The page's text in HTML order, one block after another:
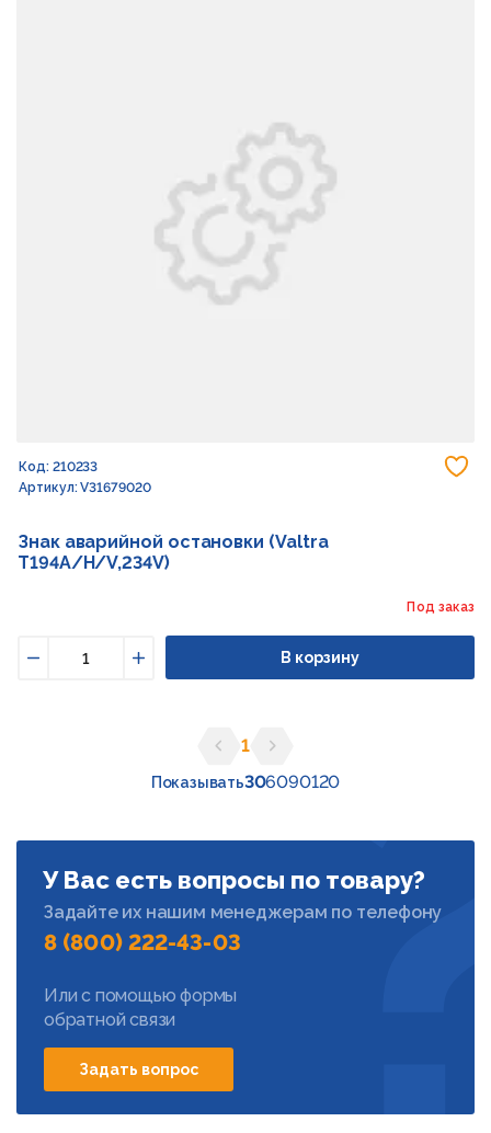
Код: 210233
Артикул: V31679020
Знак аварийной остановки (Valtra
T194A/H/V,234V)
Под заказ
Увеличить
В корзину
Предыдущая страница
1
Следующая страница
Показывать306090120
У Вас есть вопросы по товару?
Задайте их нашим менеджерам по телефону
8 (800) 222-43-03
Или с помощью формы
обратной связи
Задать вопрос